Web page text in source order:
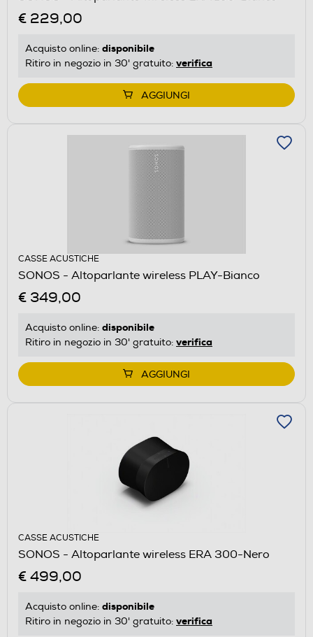
€ 229,00
Acquisto online: disponibile
Ritiro in negozio in 30' gratuito: verifica
AGGIUNGI
CASSE ACUSTICHE
SONOS - Altoparlante wireless PLAY-Bianco
€ 349,00
Acquisto online: disponibile
Ritiro in negozio in 30' gratuito: verifica
AGGIUNGI
CASSE ACUSTICHE
SONOS - Altoparlante wireless ERA 300-Nero
€ 499,00
Acquisto online: disponibile
Ritiro in negozio in 30' gratuito: verifica